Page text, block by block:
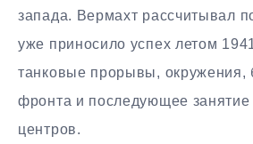
запада. Вермахт рассчитывал
уже приносило успех летом
танковые прорывы, окружения,
фронта и последующее
центров.